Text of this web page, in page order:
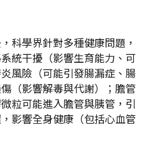
科學界針對多種健康問題，
統干擾（影響生育能力、可
風險（可能引發腸漏症、腸
（影響解毒與代謝）；膽管
粒可能進入膽管與胰管，引
影響全身健康（包括心血管